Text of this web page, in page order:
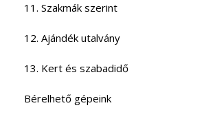
11. Szakmák szerint
12. Ajándék utalvány
13. Kert és szabadidő
Bérelhető gépeink